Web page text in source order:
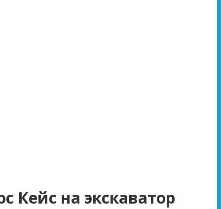
Кейс на экскаватор